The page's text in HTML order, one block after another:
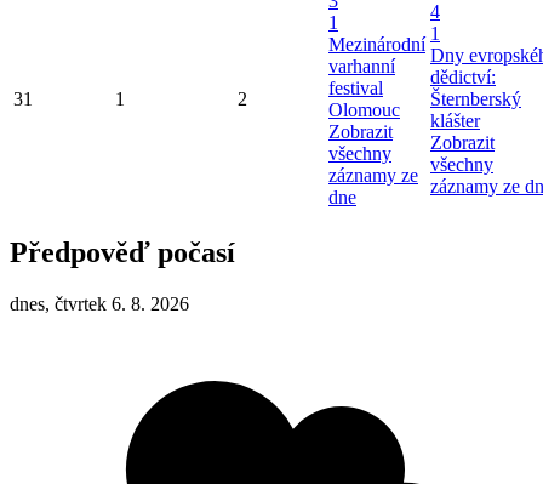
31 1 2
1
Mezinárodní
varhanní
festival
Olomouc
Zobrazit
všechny
záznamy ze
dne
4
1
Dny
dědictví:
Šternberský
klášter
Zobrazit
všechny
záznamy ze
Předpověď počasí
dnes, čtvrtek 6. 8. 2026